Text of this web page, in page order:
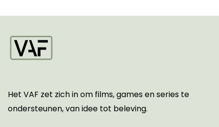
Het VAF zet zich in om films, games en series te
ondersteunen, van idee tot beleving.